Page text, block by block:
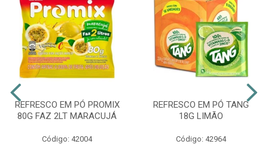
REFRESCO EM PÓ PROMIX
80G FAZ 2LT MARACUJÁ
Código: 42004
REFRESCO EM PÓ TANG
18G LIMÃO
Código: 42964